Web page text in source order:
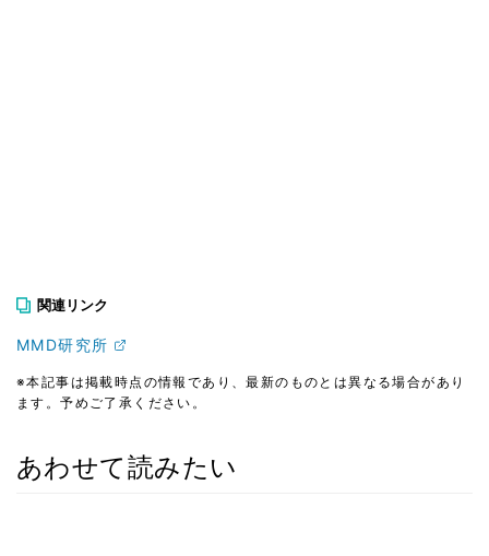
関連リンク
MMD研究所
※本記事は掲載時点の情報であり、最新のものとは異なる場合があり
ます。予めご了承ください。
あわせて読みたい